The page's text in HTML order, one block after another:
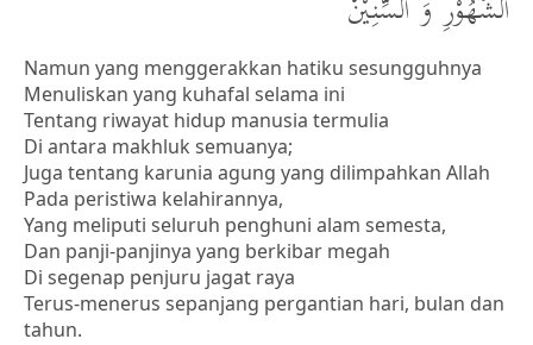
Namun yang menggerakkan hatiku sesungguhnya
Menuliskan yang kuhafal selama ini
Tentang riwayat hidup manusia termulia
Di antara makhluk semuanya;
Juga tentang karunia agung yang dilimpahkan Allah
Pada peristiwa kelahirannya,
Yang meliputi seluruh penghuni alam semesta,
Dan panji-panjinya yang berkibar megah
Di segenap penjuru jagat raya
Terus-menerus sepanjang pergantian hari, bulan dan
tahun.